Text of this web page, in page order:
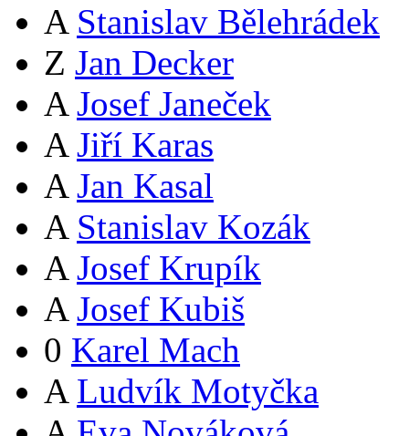
A Stanislav Bělehrádek
Z Jan Decker
A Josef Janeček
A Jiří Karas
A Jan Kasal
A Stanislav Kozák
A Josef Krupík
A Josef Kubiš
0 Karel Mach
A Ludvík Motyčka